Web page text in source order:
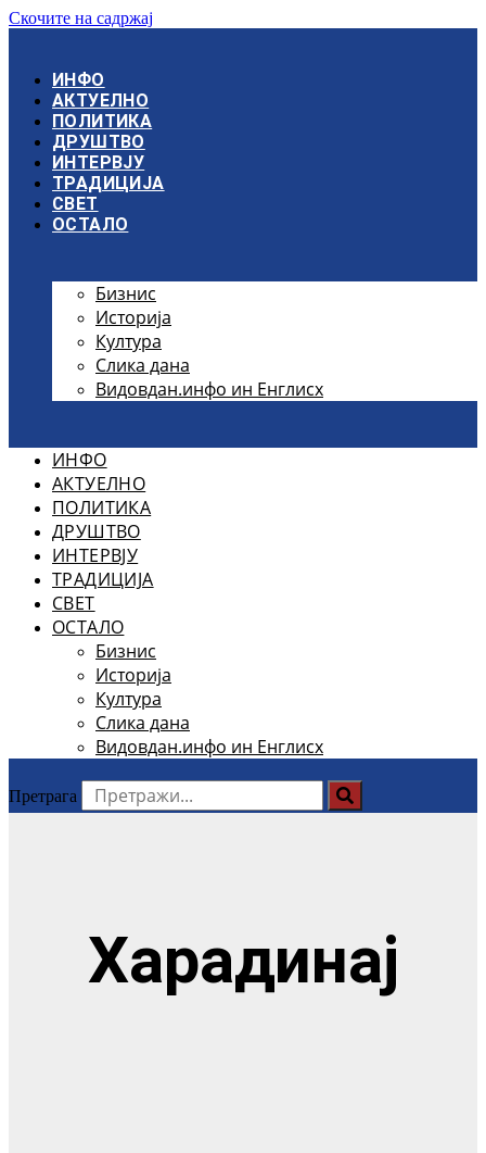
Скочите на садржај
ИНФО
АКТУЕЛНО
ПОЛИТИКА
ДРУШТВО
ИНТЕРВЈУ
ТРАДИЦИЈА
СВЕТ
ОСТАЛО
Бизнис
Историја
Култура
Слика дана
Видовдан.инфо ин Енглисх
ИНФО
АКТУЕЛНО
ПОЛИТИКА
ДРУШТВО
ИНТЕРВЈУ
ТРАДИЦИЈА
СВЕТ
ОСТАЛО
Бизнис
Историја
Култура
Слика дана
Видовдан.инфо ин Енглисх
Претрага
Харадинај